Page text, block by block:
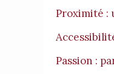
Proximité :
Passion :